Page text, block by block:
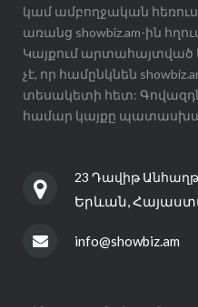
կամ ամբողջական
առանց showbiz.am-ին
Կայքում
չէ, որ համընկնեն
տեսակետի հետ:
համար կայքը
23 Դավիթ Անհաղթ
Երևան,
info@showbiz.am